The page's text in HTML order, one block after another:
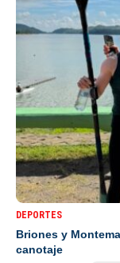
DEPORTES
Briones y
canotaje